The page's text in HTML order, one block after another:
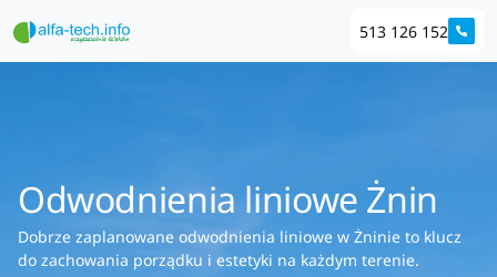
513 126 152
Odwodnienia liniowe Żnin
Dobrze zaplanowane odwodnienia liniowe w Żninie to klucz
do zachowania porządku i estetyki na każdym terenie.